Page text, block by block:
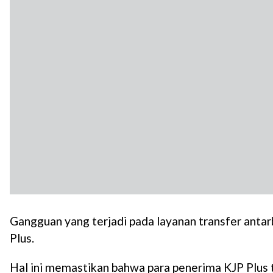
Gangguan yang terjadi pada layanan transfer
Plus.
Hal ini memastikan bahwa para penerima KJP